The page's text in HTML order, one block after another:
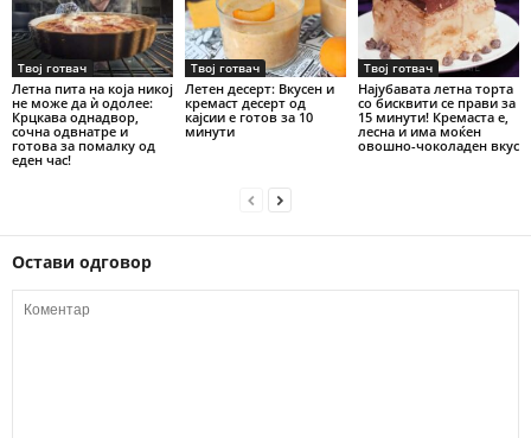
Твој готвач
Летна пита на која никој
не може да ѝ одолее:
Крцкава однадвор,
сочна одвнатре и
готова за помалку од
еден час!
Твој готвач
Летен десерт: Вкусен и
кремаст десерт од
кајсии е готов за 10
минути
Твој готвач
Најубавата летна торта
со бисквити се прави за
15 минути! Кремаста е,
лесна и има моќен
овошно-чоколаден вкус
Остави одговор